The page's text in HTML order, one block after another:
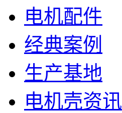
电机配件
经典案例
生产基地
电机壳资讯